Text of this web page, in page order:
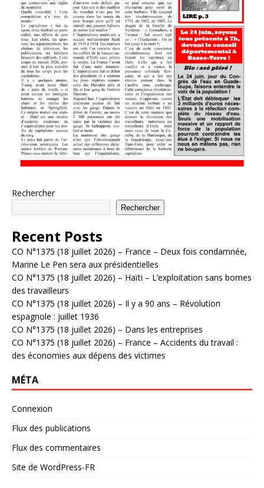
Rechercher
Rechercher
Recent Posts
CO N°1375 (18 juillet 2026) – France – Deux fois condamnée,
Marine Le Pen sera aux présidentielles
CO N°1375 (18 juillet 2026) – Haïti – L’exploitation sans bornes
des travailleurs
CO N°1375 (18 juillet 2026) – Il y a 90 ans – Révolution
espagnole : juillet 1936
CO N°1375 (18 juillet 2026) – Dans les entreprises
CO N°1375 (18 juillet 2026) – France – Accidents du travail :
des économies aux dépens des victimes
MÉTA
Connexion
Flux des publications
Flux des commentaires
Site de WordPress-FR